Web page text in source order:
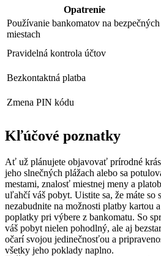
Opatrenie
Používanie bankomatov na bezpečných
miestach
Pravidelná kontrola účtov
Bezkontaktná platba
Zmena PIN kódu
Kľúčové poznatky
Ať už plánujete objavovať prírodné
jeho slnečných plážach alebo sa
mestami, znalosť miestnej meny a
uľahčí váš pobyt. Uistite sa, že máte so
nezabudnite na možnosti platby kartou
poplatky pri výbere z bankomatu. So
váš pobyt nielen pohodlný, ale aj
očarí svojou jedinečnosťou a
všetky jeho poklady naplno.